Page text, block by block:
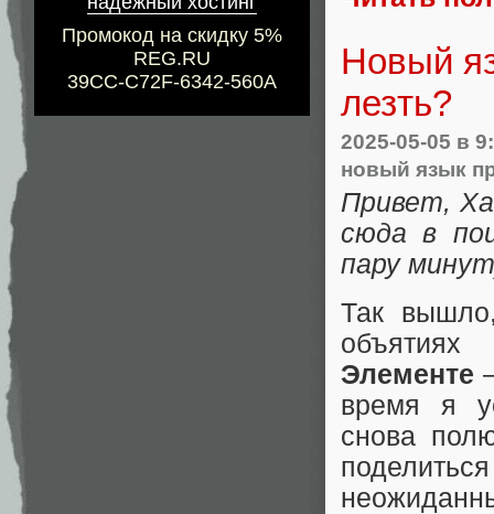
Промокод на скидку 5%
REG.RU
39CC-C72F-6342-560A
Новый
лезть?
2025-05-05 в
новый язык
Привет,
сюда в
пару
Так
Элементе
время я
снова